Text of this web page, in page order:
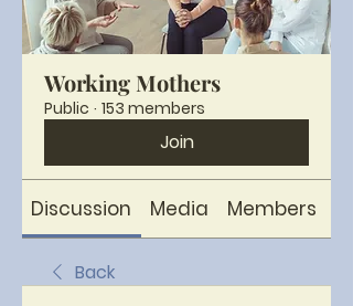
Working Mothers
Public · 153 members
Join
Discussion Media Members
Back